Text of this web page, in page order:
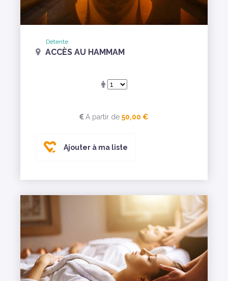
Détente
ACCÈS AU HAMMAM
A partir de 50,00 €
Ajouter à ma liste